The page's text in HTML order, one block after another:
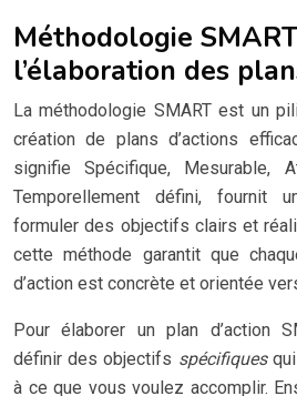
Méthodologie
l’élaboration des
La méthodologie SMART est un
création de plans d’actions
signifie Spécifique, Mesurable,
Temporellement défini, fournit
formuler des objectifs clairs et
cette méthode garantit que
d’action est concrète et orientée
Pour élaborer un plan d’action
définir des objectifs spécifiques
à ce que vous voulez accomplir.